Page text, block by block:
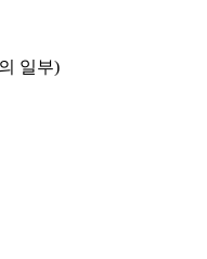
일부)